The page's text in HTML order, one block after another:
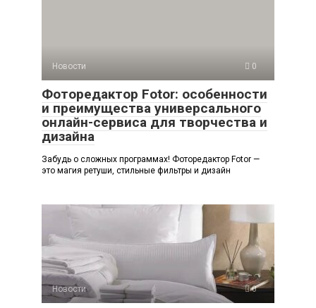
Новости 0
Фоторедактор Fotor: особенности
и преимущества универсального
онлайн-сервиса для творчества и
дизайна
Забудь о сложных программах! Фоторедактор Fotor —
это магия ретуши, стильные фильтры и дизайн
Новости 0